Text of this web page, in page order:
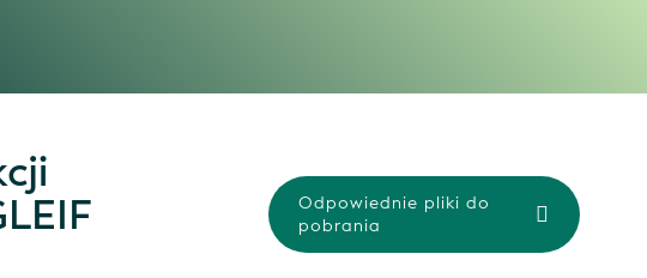
Odpowiednie pliki do
pobrania